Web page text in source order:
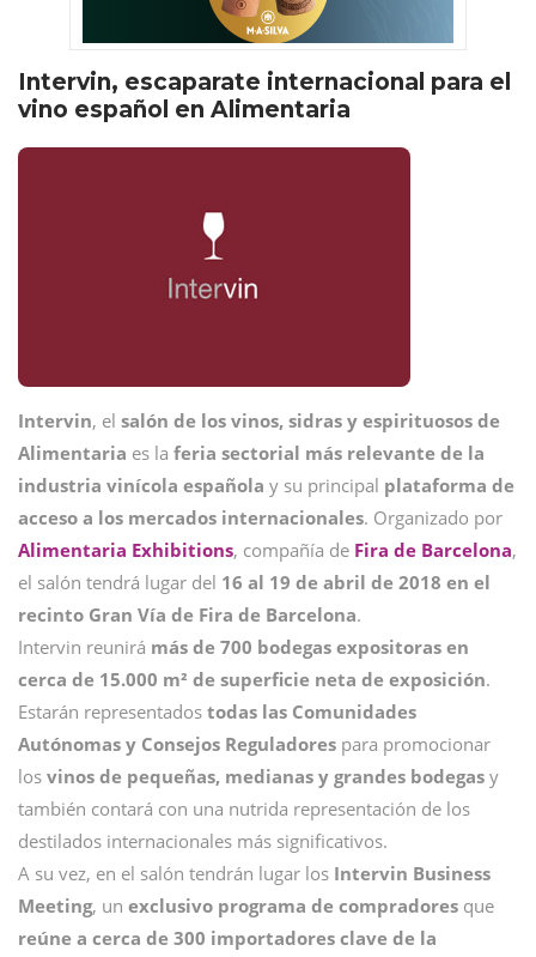
Intervin, escaparate internacional para el
vino español en Alimentaria
Intervin, el salón de los vinos, sidras y espirituosos de
Alimentaria es la feria sectorial más relevante de la
industria vinícola española y su principal plataforma de
acceso a los mercados internacionales. Organizado por
Alimentaria Exhibitions, compañía de Fira de Barcelona,
el salón tendrá lugar del 16 al 19 de abril de 2018 en el
recinto Gran Vía de Fira de Barcelona.
Intervin reunirá más de 700 bodegas expositoras en
cerca de 15.000 m² de superficie neta de exposición.
Estarán representados todas las Comunidades
Autónomas y Consejos Reguladores para promocionar
los vinos de pequeñas, medianas y grandes bodegas y
también contará con una nutrida representación de los
destilados internacionales más significativos.
A su vez, en el salón tendrán lugar los Intervin Business
Meeting, un exclusivo programa de compradores que
reúne a cerca de 300 importadores clave de la